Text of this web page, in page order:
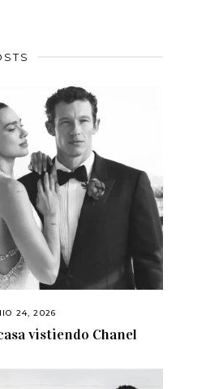
24, 2026
vistiendo Chanel